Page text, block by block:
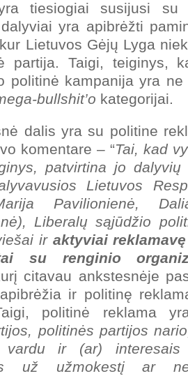
tiesiogiai susijusi su
yra apibrėžti
Lietuvos Gėjų Lyga
partija. Taigi, teiginys,
politinė kampanija yra
bullshit’o kategorijai.
dalis yra su politine
komentare – “Tai, kad
patvirtina jo dalyvių
Lietuvos
Pavilionienė,
Liberalų sąjūdžio
ir aktyviai
su renginio
citavau ankstesnėje
ir politinę
politinė reklama
politinės partijos
vardu ir (ar)
už užmokestį ar